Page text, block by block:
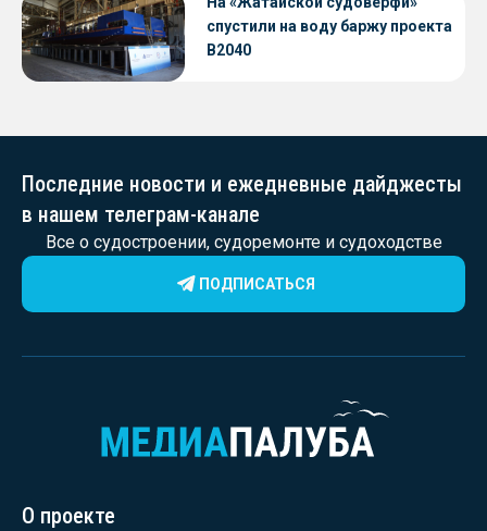
спустили на воду баржу проекта
В2040
Последние новости и ежедневные дайджесты
в нашем телеграм-канале
Все о судостроении, судоремонте и судоходстве
ПОДПИСАТЬСЯ
О проекте